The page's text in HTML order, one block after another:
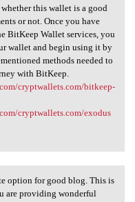
this wallet is a good
or not. Once you have
BitKeep Wallet services, you
wallet and begin using it by
methods needed to
with BitKeep.
cryptwallets.com/bitkeep-
cryptwallets.com/exodus
write option
option for good blog. This is
are providing wonderful